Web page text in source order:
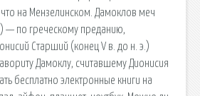
что на Мензелинском. Дамоклов меч
— по греческому преданию,
Старший (конец V в. до н. э.)
Дамоклу, считавшему Дионисия
бесплатно электронные книги на